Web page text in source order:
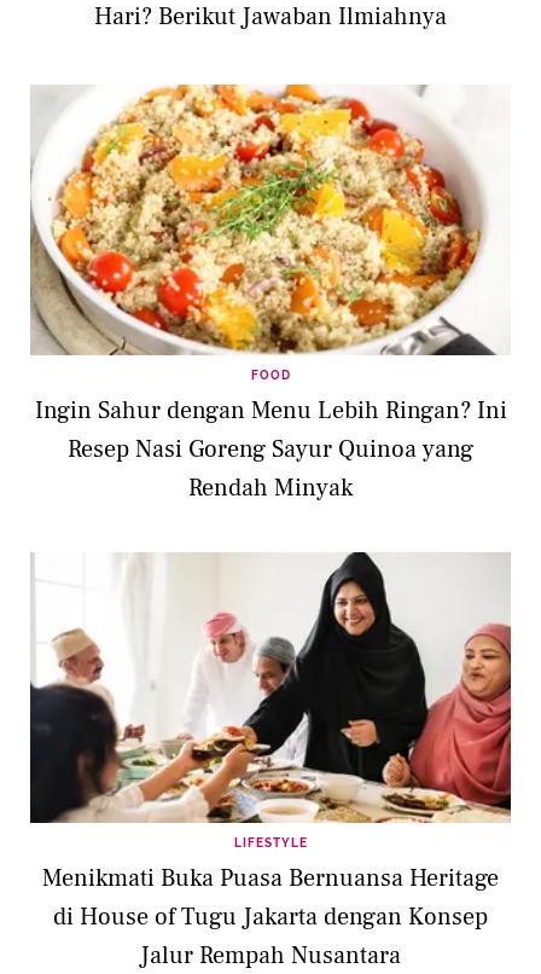
Hari? Berikut Jawaban Ilmiahnya
FOOD
Ingin Sahur dengan Menu Lebih Ringan? Ini
Resep Nasi Goreng Sayur Quinoa yang
Rendah Minyak
LIFESTYLE
Menikmati Buka Puasa Bernuansa Heritage
di House of Tugu Jakarta dengan Konsep
Jalur Rempah Nusantara